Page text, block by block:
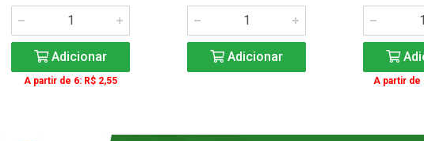
Adicionar
A partir de 6: R$ 2,55
Adicionar
A partir de